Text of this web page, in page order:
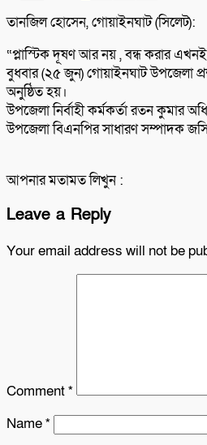
তানজিল হোসেন, গোয়াইনঘাট (সিলেট):
“প্লাস্টিক দূষণ আর নয় , বন্ধ করার
বুধবার (২৫ জুন) গোয়াইনঘাট উপজেলা
অনুষ্ঠিত হয়।
উপজেলা নির্বাহী কর্মকর্তা রতন কুমার
উপজেলা বিএনপির সাধারণ সম্পাদক
আপনার মতামত লিখুন :
Leave a Reply
Your email address will not be
Comment*
Name*